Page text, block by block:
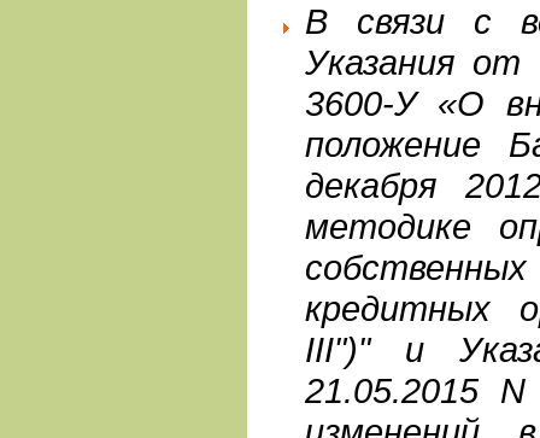
В связи с
Указания
3600-У «О
положение
декабря
методике
кредитных
III")" и
21.05.2015